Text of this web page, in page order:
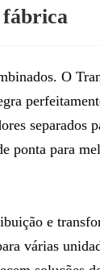
O
separados
ponta para
e
várias